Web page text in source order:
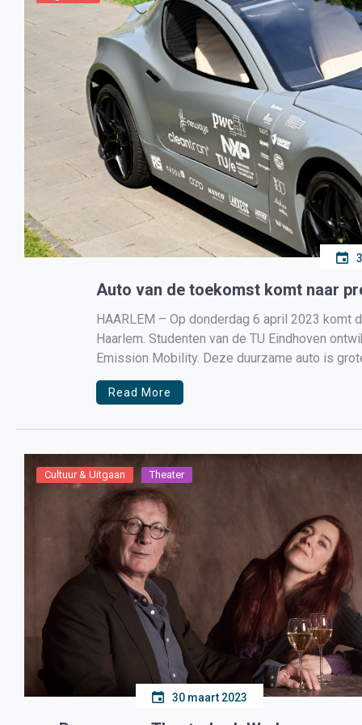
Auto van de toekomst komt naar
HAARLEM – Op donderdag 6 april 2023 komt
Haarlem. Studenten van de TU Eindhoven
Emission Mobility. Deze duurzame auto is
zonne-energie en heeft een […]
Read More
Cultuur & Uitgaan Theater
30 maart 2023